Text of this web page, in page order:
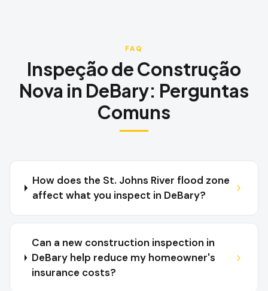
FAQ
Inspeção de Construção
Nova in DeBary: Perguntas
Comuns
How does the St. Johns River flood zone
affect what you inspect in DeBary?
Can a new construction inspection in
DeBary help reduce my homeowner's
insurance costs?